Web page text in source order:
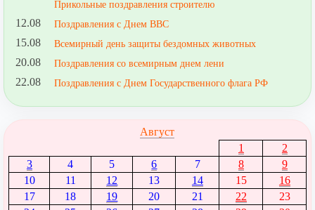
Прикольные поздравления строителю
12.08 Поздравления с Днем ВВС
15.08 Всемирный день защиты бездомных животных
20.08 Поздравления со всемирным днем лени
22.08 Поздравления с Днем Государственного флага РФ
Август
1
2
3
4 5 6 7 8
9
10
11 12 13 14 15
16
17
18 19 20 21 22
23